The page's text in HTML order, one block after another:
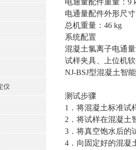
仪
电通量配件重量：9
电通量配件外形尺
总机重量：46 kg
系统配置
混凝土氯离子电通
试样夹具、上位机
NJ-BSJ型混凝土智
测试步骤
1．将混凝土标准试
2．将试样在混凝土
3．将真空饱水后的
4．向固定好的混凝